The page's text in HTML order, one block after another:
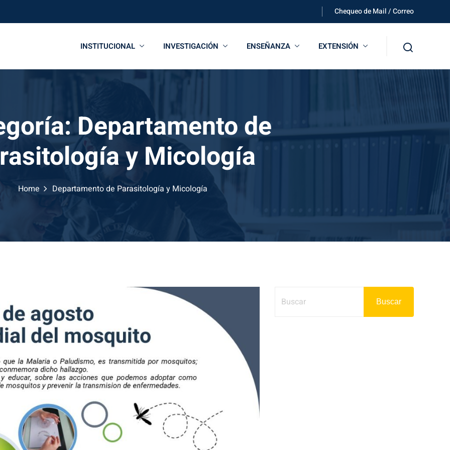
Chequeo de Mail / Correo
INSTITUCIONAL INVESTIGACIÓN ENSEÑANZA EXTENSIÓN
Departamento de
y Micología
Home Departamento de Parasitología y Micología
Buscar